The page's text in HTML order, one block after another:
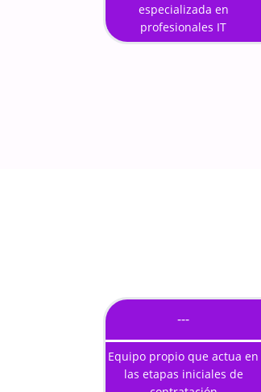
especializada en
profesionales IT
---
Equipo propio que actua en
las etapas iniciales de